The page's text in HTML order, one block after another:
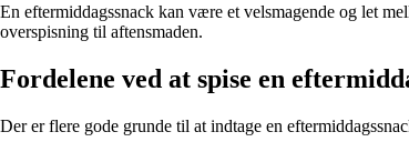
En eftermiddagssnack kan være et velsmagende og let
overspisning til aftensmaden.
Fordelene ved at spise en
Der er flere gode grunde til at indtage en